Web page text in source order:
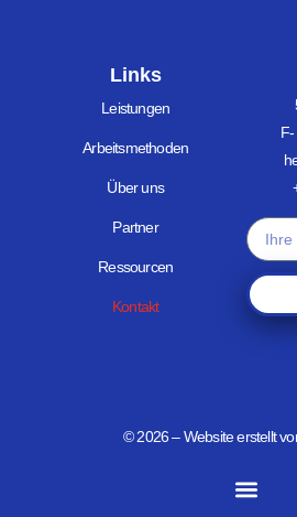
Links
Leistungen
Arbeitsmethoden
Über uns
Partner
Ressourcen
Kontakt
© 2026 – Website erstellt